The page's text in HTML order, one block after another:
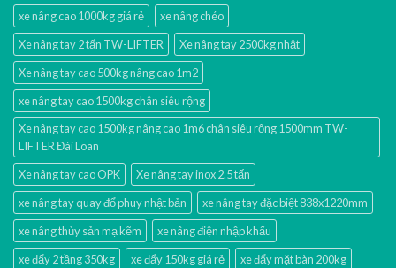
xe nâng cao 1000kg giá rẻ
xe nâng chéo
Xe nâng tay 2 tấn TW-LIFTER
Xe nâng tay 2500kg nhật
Xe nâng tay cao 500kg nâng cao 1m2
xe nâng tay cao 1500kg chân siêu rộng
Xe nâng tay cao 1500kg nâng cao 1m6 chân siêu rộng 1500mm TW-
LIFTER Đài Loan
Xe nâng tay cao OPK
Xe nâng tay inox 2.5 tấn
xe nâng tay quay đổ phuy nhật bản
xe nâng tay đặc biệt 838x1220mm
xe nâng thủy sản mạ kẽm
xe nâng điện nhập khấu
xe đẩy 2 tầng 350kg
xe đẩy 150kg giá rẻ
xe đẩy mặt bàn 200kg